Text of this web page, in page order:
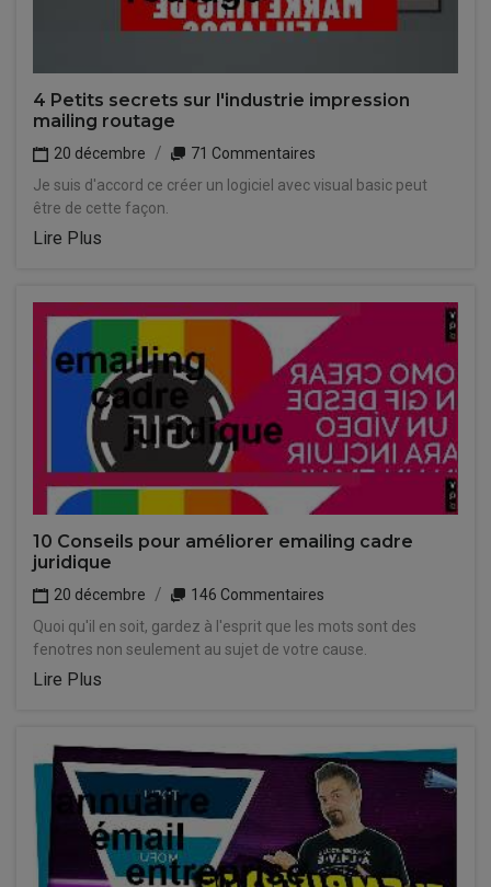
4 Petits secrets sur l'industrie impression
mailing routage
20 décembre
71 Commentaires
Je suis d'accord ce créer un logiciel avec visual basic peut
être de cette façon.
Lire Plus
10 Conseils pour améliorer emailing cadre
juridique
20 décembre
146 Commentaires
Quoi qu'il en soit, gardez à l'esprit que les mots sont des
fenotres non seulement au sujet de votre cause.
Lire Plus